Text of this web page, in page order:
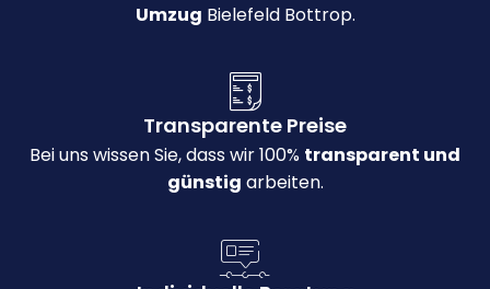
Umzug Bielefeld Bottrop.
Transparente Preise
Bei uns wissen Sie, dass wir 100% transparent und
günstig arbeiten.